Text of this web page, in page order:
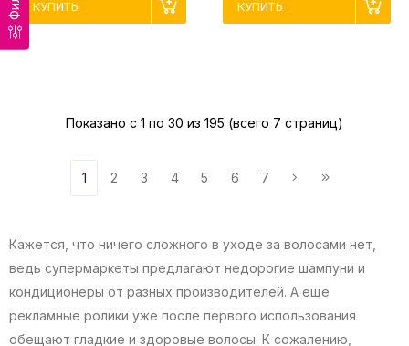
КУПИТЬ КУПИТЬ
Показано с 1 по 30 из 195 (всего 7 страниц)
1 2 3 4 5 6 7
Кажется, что ничего сложного в уходе за волосами нет,
ведь супермаркеты предлагают недорогие шампуни и
кондиционеры от разных производителей. А еще
рекламные ролики уже после первого использования
обещают гладкие и здоровые волосы. К сожалению,